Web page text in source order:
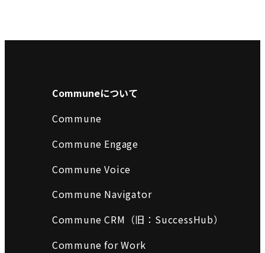
Communeについて
Commune
Commune Engage
Commune Voice
Commune Navigator
Commune CRM（旧：SuccessHub）
Commune for Work